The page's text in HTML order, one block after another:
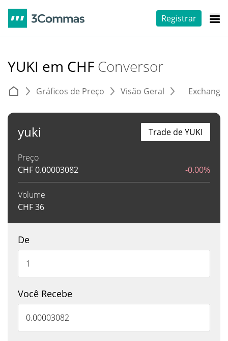
Registrar
YUKI em CHF Conversor
Gráficos de Preço Visão Geral
yuki
Preço
CHF0.00003082 -0.00%
Volume
CHF36
Trade de YUKI
De
Você Recebe